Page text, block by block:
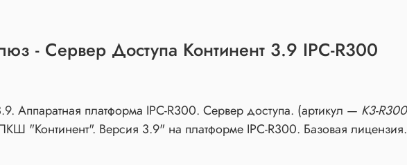
- Сервер Доступа Континент 3.9 IPC-R300
Аппаратная платформа IPC-R300. Сервер доступа. (артикул — K3-
"Континент". Версия 3.9" на платформе IPC-R300. Базовая